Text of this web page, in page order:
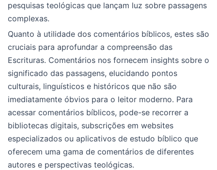
pesquisas teológicas que lançam luz sobre passagens
complexas.
Quanto à utilidade dos comentários bíblicos, estes são
cruciais para aprofundar a compreensão das
Escrituras. Comentários nos fornecem insights sobre o
significado das passagens, elucidando pontos
culturais, linguísticos e históricos que não são
imediatamente óbvios para o leitor moderno. Para
acessar comentários bíblicos, pode-se recorrer a
bibliotecas digitais, subscrições em websites
especializados ou aplicativos de estudo bíblico que
oferecem uma gama de comentários de diferentes
autores e perspectivas teológicas.